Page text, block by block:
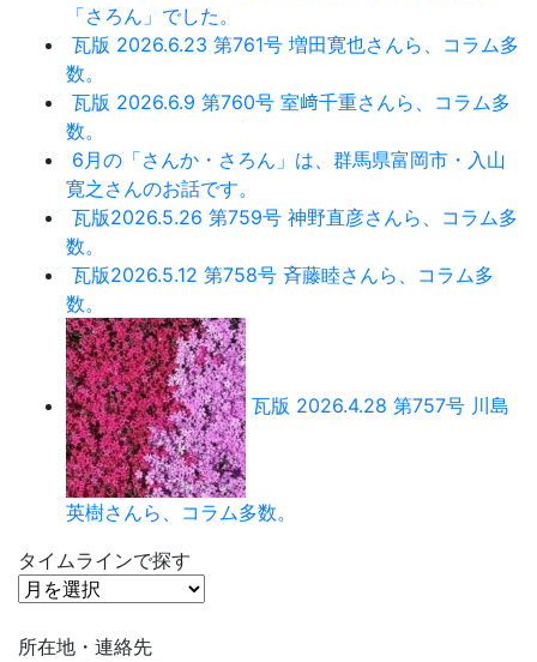
「さろん」でした。
瓦版 2026.6.23 第761号 増田寛也さんら、コラム多
数。
瓦版 2026.6.9 第760号 室﨑千重さんら、コラム多
数。
6月の「さんか・さろん」は、群馬県富岡市・入山
寛之さんのお話です。
瓦版2026.5.26 第759号 神野直彦さんら、コラム多
数。
瓦版2026.5.12 第758号 斉藤睦さんら、コラム多
数。
瓦版 2026.4.28 第757号 川島
英樹さんら、コラム多数。
タイムラインで探す
タ
ム
所在地・連絡先